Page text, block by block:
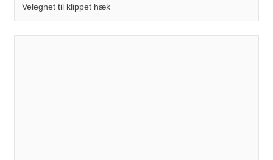
Velegnet til klippet hæk